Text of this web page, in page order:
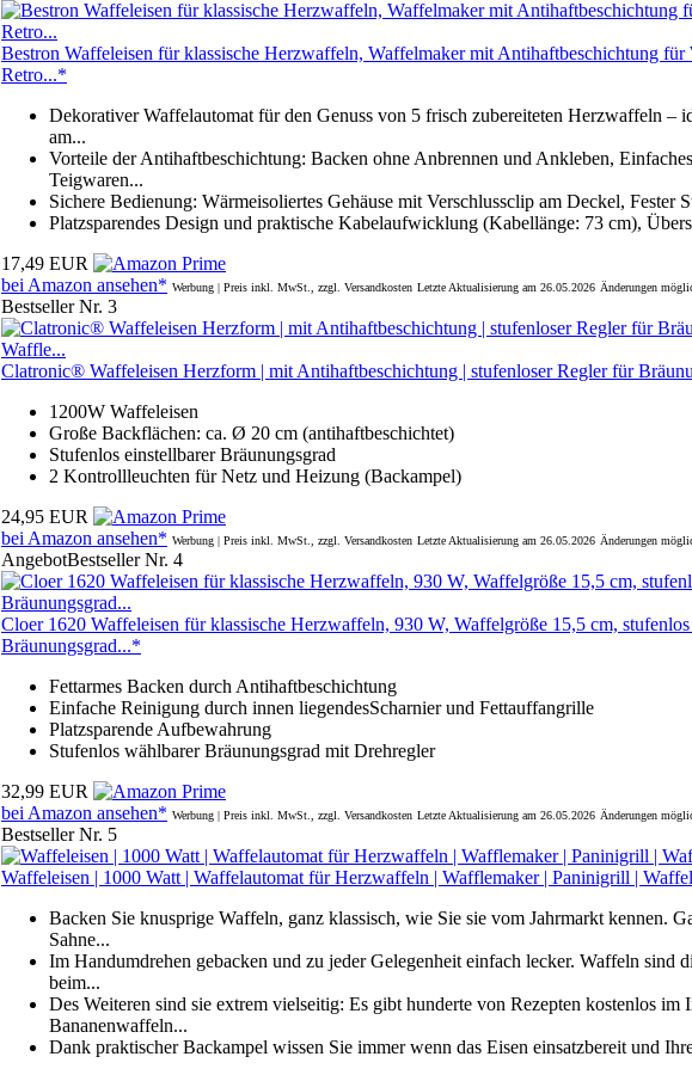
Bestron Waffeleisen für klassische Herzwaffeln, Waffelmaker mit Antihaftbeschichtung
Retro...*
Dekorativer Waffelautomat für den Genuss von 5 frisch zubereiteten Herzwaffeln –
am...
Vorteile der Antihaftbeschichtung: Backen ohne Anbrennen und Ankleben,
Teigwaren...
Sichere Bedienung: Wärmeisoliertes Gehäuse mit Verschlussclip am Deckel, Fester
Platzsparendes Design und praktische Kabelaufwicklung (Kabellänge: 73 cm),
17,49 EUR
bei Amazon ansehen* Werbung | Preis inkl. MwSt., zzgl. Versandkosten Letzte Aktualisierung am 26.05.2026 Änderungen
Bestseller Nr. 3
Clatronic® Waffeleisen Herzform | mit Antihaftbeschichtung | stufenloser Regler für
1200W Waffeleisen
Große Backflächen: ca. Ø 20 cm (antihaftbeschichtet)
Stufenlos einstellbarer Bräunungsgrad
2 Kontrollleuchten für Netz und Heizung (Backampel)
24,95 EUR
bei Amazon ansehen* Werbung | Preis inkl. MwSt., zzgl. Versandkosten Letzte Aktualisierung am 26.05.2026 Änderungen
AngebotBestseller Nr. 4
Cloer 1620 Waffeleisen für klassische Herzwaffeln, 930 W, Waffelgröße 15,5 cm,
Bräunungsgrad...*
Fettarmes Backen durch Antihaftbeschichtung
Einfache Reinigung durch innen liegendesScharnier und Fettauffangrille
Platzsparende Aufbewahrung
Stufenlos wählbarer Bräunungsgrad mit Drehregler
32,99 EUR
bei Amazon ansehen* Werbung | Preis inkl. MwSt., zzgl. Versandkosten Letzte Aktualisierung am 26.05.2026 Änderungen
Bestseller Nr. 5
Waffeleisen | 1000 Watt | Waffelautomat für Herzwaffeln | Wafflemaker | Paninigrill |
Backen Sie knusprige Waffeln, ganz klassisch, wie Sie sie vom Jahrmarkt kennen.
Sahne...
Im Handumdrehen gebacken und zu jeder Gelegenheit einfach lecker. Waffeln sind
beim...
Des Weiteren sind sie extrem vielseitig: Es gibt hunderte von Rezepten kostenlos im
Bananenwaffeln...
Dank praktischer Backampel wissen Sie immer wenn das Eisen einsatzbereit und